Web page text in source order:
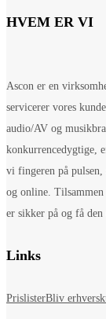
HVEM ER VI
Ascon er en
servicerer vores
audio/AV og
konkurrencedygtige,
vi fingeren på
og online.
er sikker på og få den
Links
PrislisterBliv